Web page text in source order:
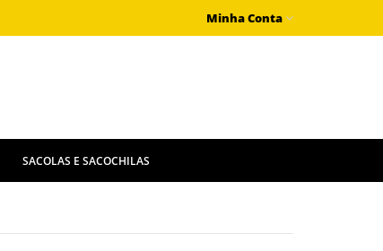
Minha Conta
SACOLAS E SACOCHILAS